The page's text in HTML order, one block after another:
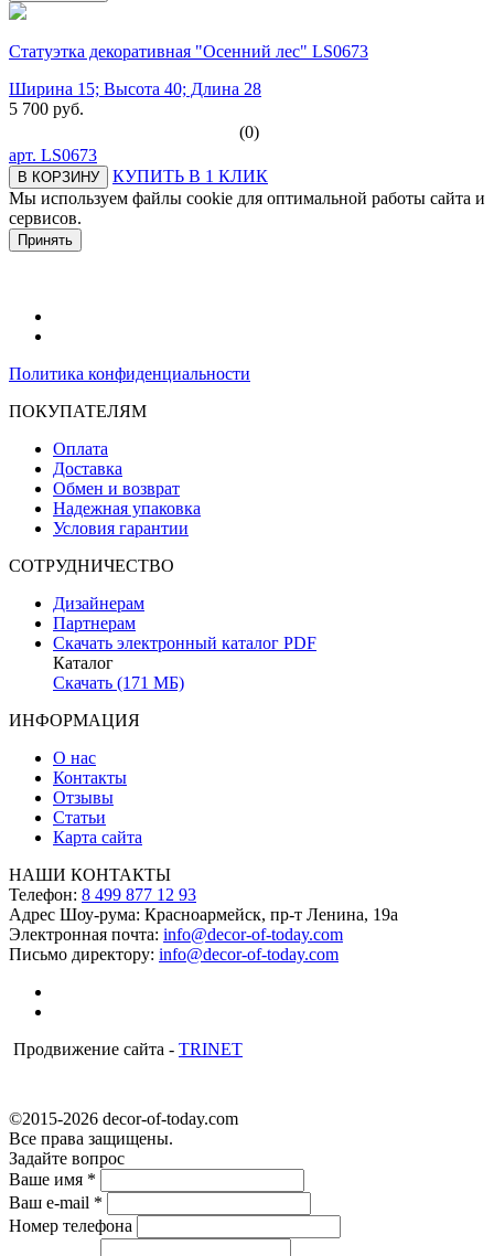
Статуэтка декоративная "Осенний лес" LS0673
Ширина 15; Высота 40; Длина 28
5 700 руб.
(0)
арт. LS0673
В КОРЗИНУ
КУПИТЬ В 1 КЛИК
Мы используем файлы cookie для оптимальной работы сайта и
сервисов.
Принять
Политика конфиденциальности
ПОКУПАТЕЛЯМ
Оплата
Доставка
Обмен и возврат
Надежная упаковка
Условия гарантии
СОТРУДНИЧЕСТВО
Дизайнерам
Партнерам
Скачать электронный каталог PDF
Каталог
Скачать (171 МБ)
ИНФОРМАЦИЯ
О нас
Контакты
Отзывы
Статьи
Карта сайта
НАШИ КОНТАКТЫ
Телефон: 8 499 877 12 93
Адрес Шоу-рума: Красноармейск, пр-т Ленина, 19а
Электронная почта: info@decor-of-today.com
Письмо директору: info@decor-of-today.com
Продвижение сайта - TRINET
©2015-2026 decor-of-today.com
Все права защищены.
Задайте вопрос
Ваше имя *
Ваш e-mail *
Номер телефона